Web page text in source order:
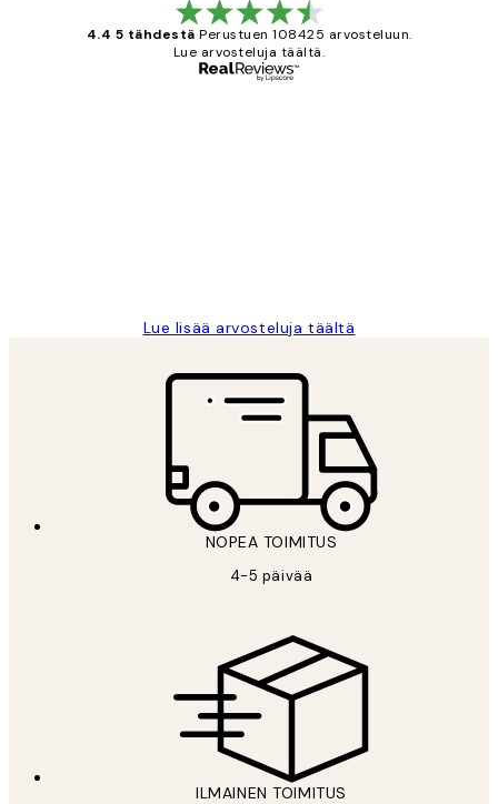
4.4 5 tähdestä Perustuen 108425 arvosteluun.
Lue arvosteluja täältä.
Lue lisää arvosteluja täältä
NOPEA TOIMITUS
4-5 päivää
ILMAINEN TOIMITUS